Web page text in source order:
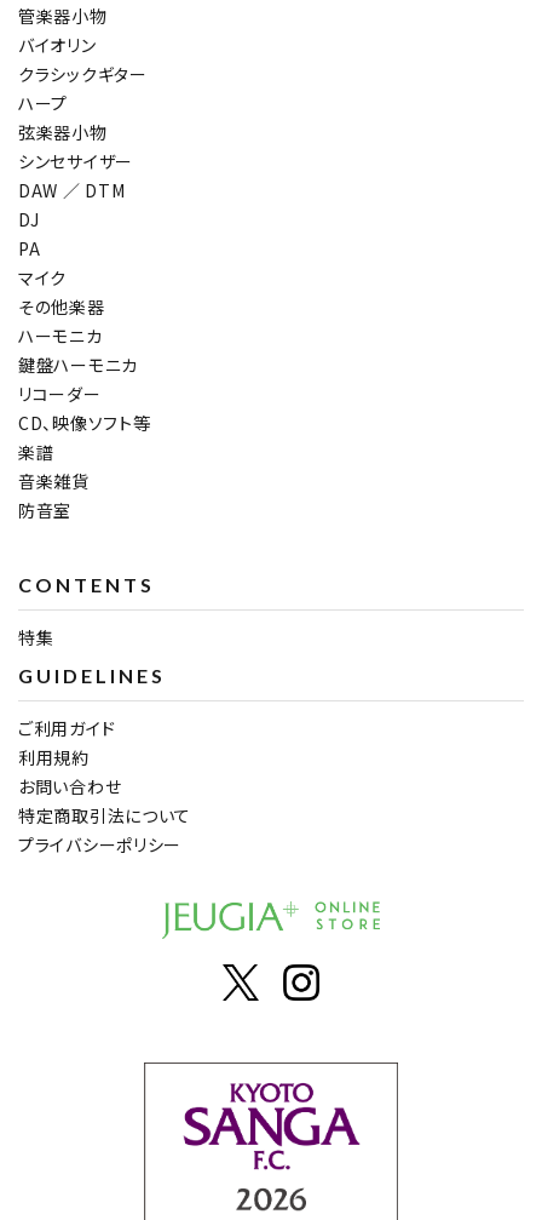
管楽器小物
バイオリン
クラシックギター
ハープ
弦楽器小物
シンセサイザー
DAW ／ DTM
DJ
PA
マイク
その他楽器
ハーモニカ
鍵盤ハーモニカ
リコーダー
CD、映像ソフト等
楽譜
音楽雑貨
防音室
CONTENTS
特集
GUIDELINES
ご利用ガイド
利用規約
お問い合わせ
特定商取引法について
プライバシーポリシー